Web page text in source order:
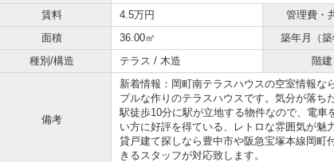
賃料 4.5万円 管理費・
面積
36.00㎡ 築年月（築
種別/構造
テラス / 木造 階建
備考
新着情報：岡町南テラスハウスの空室情報な
プルな作りのテラスハウスです。気分が落ち
駅徒歩10分に駅が立地する物件なので、電
い方に好評を得ている、レトロな雰囲気が魅
貸戸建て探しなら豊中市や阪急宝塚本線岡町
きるスタッフが対応致します。